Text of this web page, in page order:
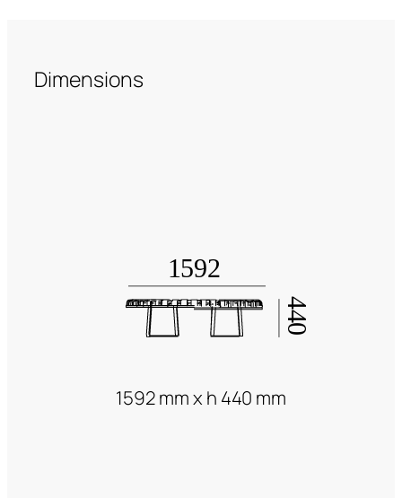
Dimensions
1592 mm x h 440 mm